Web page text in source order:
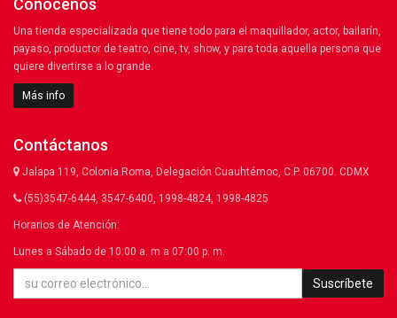
Conócenos
Una tienda especializada que tiene todo para el maquillador, actor, bailarín,
payaso, productor de teatro, cine, tv, show, y para toda aquella persona que
quiere divertirse a lo grande.
Más info
Contáctanos
Jalapa 119, Colonia Roma, Delegación Cuauhtémoc, C.P. 06700. CDMX
(55)3547-6444, 3547-6400, 1998-4824, 1998-4825
Horarios de Atención:
Lunes a Sábado de 10:00 a. m a 07:00 p. m.
Suscríbete